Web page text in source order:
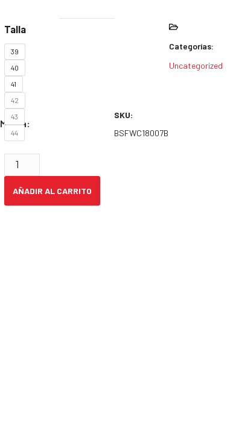
Marca:
Talla
39
40
41
42
43
44
AÑADIR AL CARRITO
SKU:
BSFWC18007B
Categorías:
Uncategorized